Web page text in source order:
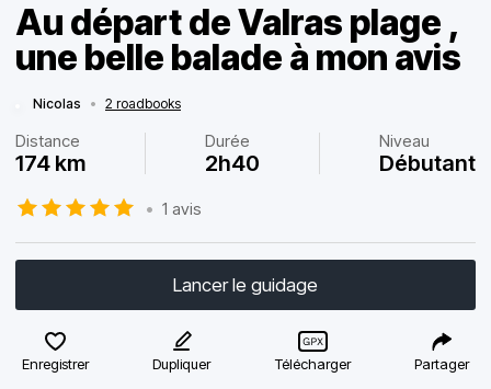
Au départ de Valras plage ,
une belle balade à mon avis
Nicolas • 2 roadbooks
Distance
174 km
Durée
2h40
Niveau
Débutant
• 1 avis
Lancer le guidage
Enregistrer Dupliquer Télécharger Partager